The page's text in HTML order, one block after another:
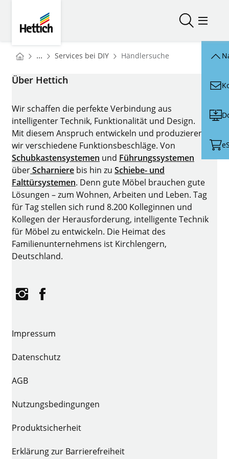
SucheMenü
You are here:
Startseite
... Services bei DIYStartseite
Händlersuche
Über Hettich
Wir schaffen die perfekte Verbindung aus
intelligenter Technik, Funktionalität und Design.
Mit diesem Anspruch entwickeln und produzieren
wir verschiedene Funktionsbeschläge. Von
Schubkastensystemen und Führungssystemen
überScharniere bis hin zu Schiebe- und
Falttürsystemen. Denn gute Möbel brauchen gute
Lösungen – zum Wohnen, Arbeiten und Leben. Tag
für Tag stellen sich rund 8.200 Kolleginnen und
Kollegen der Herausforderung, intelligente Technik
für Möbel zu entwickeln. Die Heimat des
Familienunternehmens ist Kirchlengern,
Deutschland.
InstagramFacebook
Impressum
Datenschutz
AGB
Nutzungsbedingungen
Produktsicherheit
Erklärung zur Barrierefreiheit